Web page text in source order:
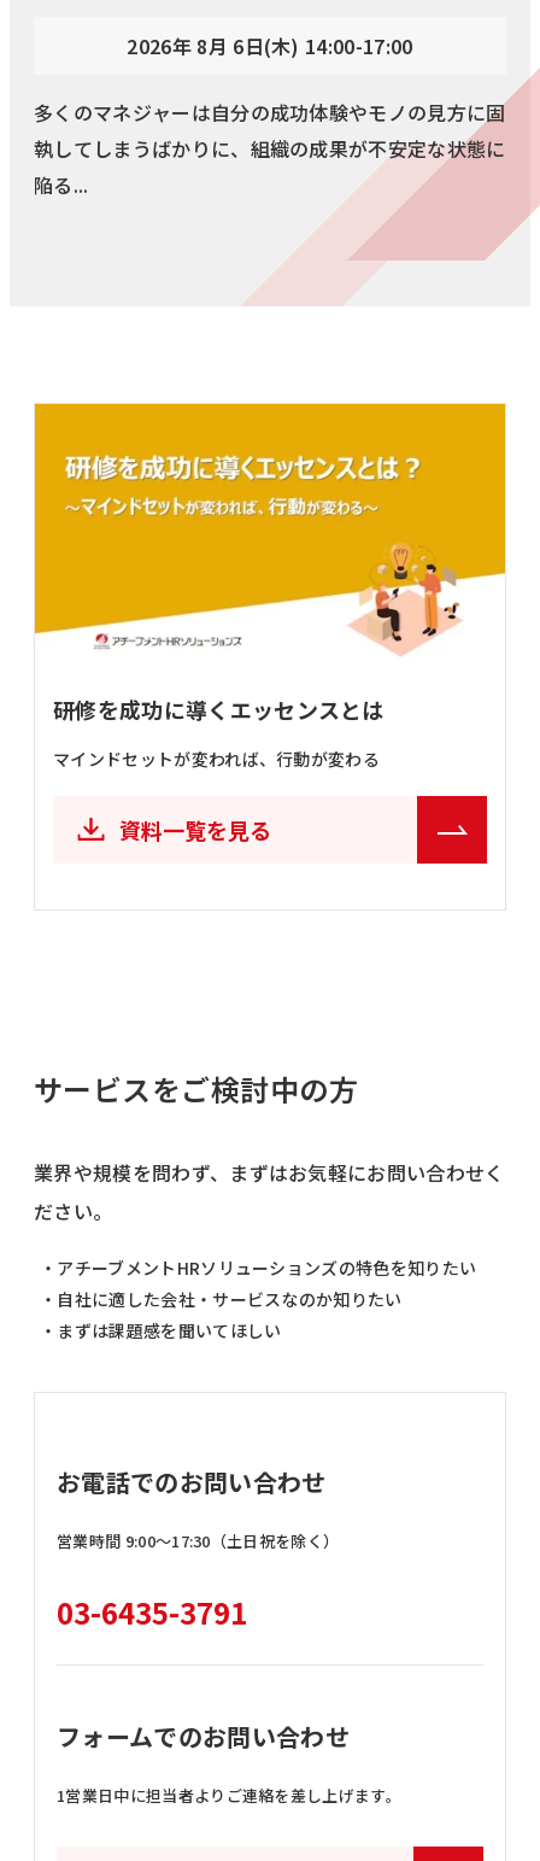
2026年 8月 6日(木) 14:00-17:00
多くのマネジャーは自分の成功体験やモノの見方に固
執してしまうばかりに、組織の成果が不安定な状態に
陥る...
研修を成功に導くエッセンスとは
マインドセットが変われば、行動が変わる
資料一覧を見る
サービスをご検討中の方
業界や規模を問わず、まずはお気軽にお問い合わせく
ださい。
・アチーブメントHRソリューションズの特色を知りたい
・自社に適した会社・サービスなのか知りたい
・まずは課題感を聞いてほしい
お電話でのお問い合わせ
営業時間 9:00〜17:30（土日祝を除く）
03-6435-3791
フォームでのお問い合わせ
1営業日中に担当者よりご連絡を差し上げます。